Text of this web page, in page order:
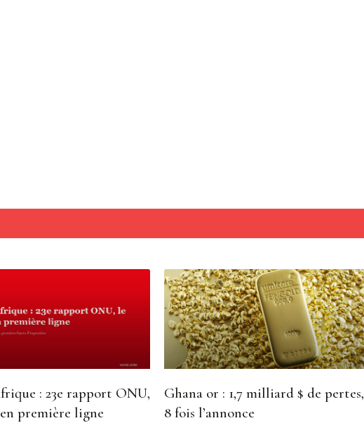
: 23e rapport ONU,
première ligne
Ghana or : 1,7 milliard $ de pertes,
8 fois l’annonce